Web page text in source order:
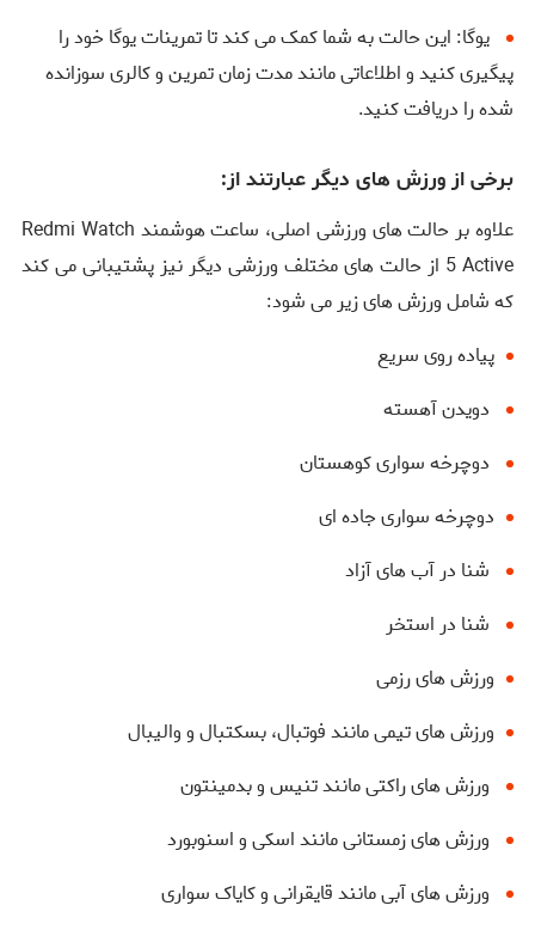
یوگا: این حالت به شما کمک می ‌کند تا تمرینات یوگا خود را
پیگیری کنید و اطلاعاتی مانند مدت زمان تمرین و کالری سوزانده
شده را دریافت کنید.
برخی از ورزش های دیگر عبارتند از:
علاوه بر حالت‌ های ورزشی اصلی، ساعت هوشمند Redmi Watch
5 Active از حالت های مختلف ورزشی دیگر نیز پشتیبانی می‌ کند
که شامل ورزش‌ های زیر می ‌شود:
پیاده‌ روی سریع
دویدن آهسته
دوچرخه ‌سواری کوهستان
دوچرخه‌ سواری جاده ‌ای
شنا در آب‌ های آزاد
شنا در استخر
ورزش ‌های رزمی
ورزش ‌های تیمی مانند فوتبال، بسکتبال و والیبال
ورزش ‌های راکتی مانند تنیس و بدمینتون
ورزش‌ های زمستانی مانند اسکی و اسنوبورد
ورزش‌ های آبی مانند قایقرانی و کایاک ‌سواری